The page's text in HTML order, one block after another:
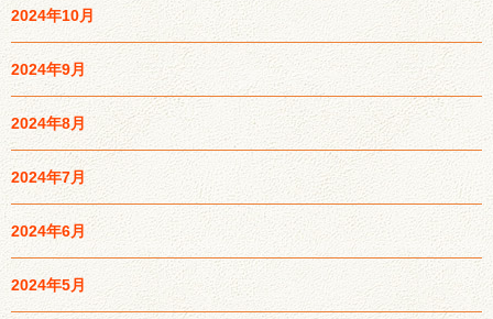
2024年10月
2024年9月
2024年8月
2024年7月
2024年6月
2024年5月